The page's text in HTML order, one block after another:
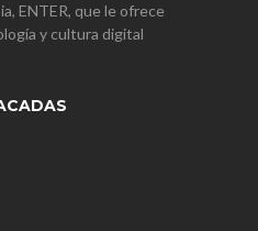
ENTER, que le ofrece
y cultura digital